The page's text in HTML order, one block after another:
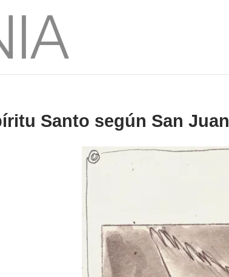
Santo según San Juan